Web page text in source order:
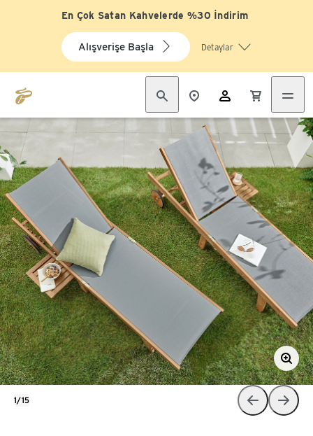
En Çok Satan Kahvelerde %30 İndirim
Alışverişe Başla Detaylar
1/15